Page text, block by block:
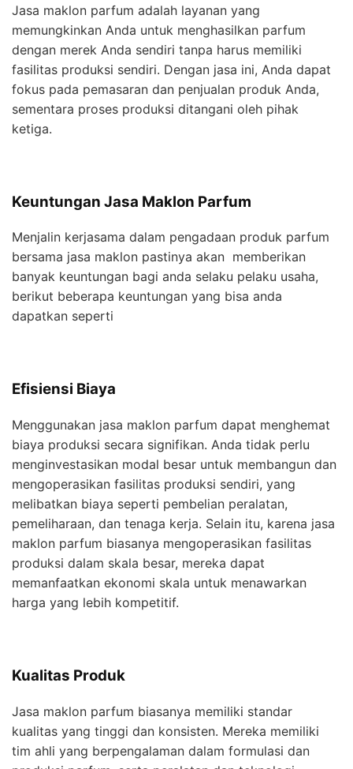
Jasa maklon parfum adalah layanan yang
memungkinkan Anda untuk menghasilkan parfum
dengan merek Anda sendiri tanpa harus memiliki
fasilitas produksi sendiri. Dengan jasa ini, Anda dapat
fokus pada pemasaran dan penjualan produk Anda,
sementara proses produksi ditangani oleh pihak
ketiga.
Keuntungan Jasa Maklon Parfum
Menjalin kerjasama dalam pengadaan produk parfum
bersama jasa maklon pastinya akan memberikan
banyak keuntungan bagi anda selaku pelaku usaha,
berikut beberapa keuntungan yang bisa anda
dapatkan seperti
Efisiensi Biaya
Menggunakan jasa maklon parfum dapat menghemat
biaya produksi secara signifikan. Anda tidak perlu
menginvestasikan modal besar untuk membangun dan
mengoperasikan fasilitas produksi sendiri, yang
melibatkan biaya seperti pembelian peralatan,
pemeliharaan, dan tenaga kerja. Selain itu, karena jasa
maklon parfum biasanya mengoperasikan fasilitas
produksi dalam skala besar, mereka dapat
memanfaatkan ekonomi skala untuk menawarkan
harga yang lebih kompetitif.
Kualitas Produk
Jasa maklon parfum biasanya memiliki standar
kualitas yang tinggi dan konsisten. Mereka memiliki
tim ahli yang berpengalaman dalam formulasi dan